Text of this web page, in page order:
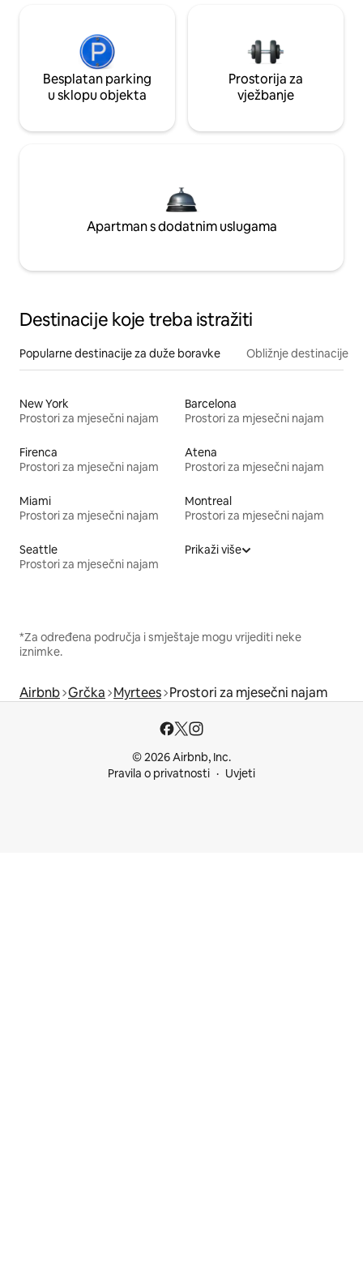
Besplatan parking
u sklopu objekta
Prostorija za
vježbanje
Apartman s dodatnim uslugama
Destinacije koje treba istražiti
Popularne destinacije za duže boravke Obližnje destinacije
New York
Prostori za mjesečni najam
Barcelona
Prostori za mjesečni najam
Firenca
Prostori za mjesečni najam
Atena
Prostori za mjesečni najam
Miami
Prostori za mjesečni najam
Montreal
Prostori za mjesečni najam
Seattle
Prostori za mjesečni najam
Prikaži više
*Za određena područja i smještaje mogu vrijediti neke
iznimke.
Airbnb Grčka Myrtees Prostori za mjesečni najam
© 2026 Airbnb, Inc.
Pravila o privatnosti
Uvjeti